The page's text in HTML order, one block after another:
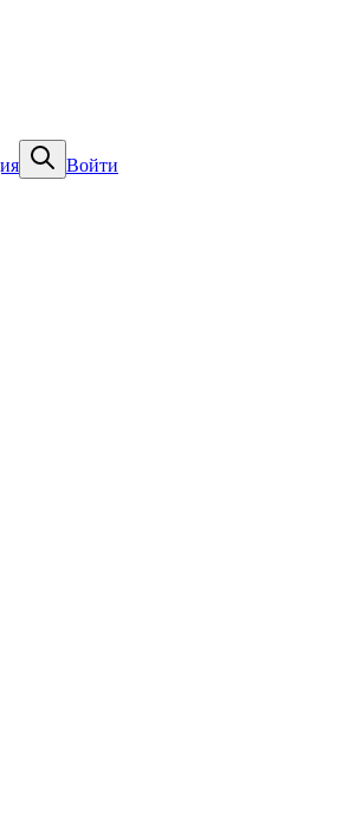
Войти